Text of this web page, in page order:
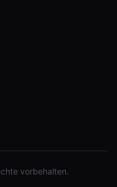
vorbehalten.